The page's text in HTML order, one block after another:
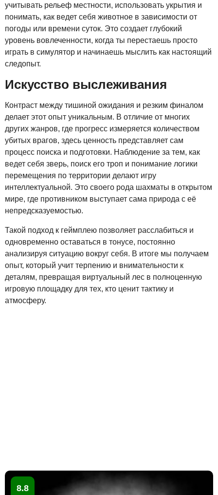
учитывать рельеф местности, использовать укрытия и
понимать, как ведет себя животное в зависимости от
погоды или времени суток. Это создает глубокий
уровень вовлеченности, когда ты перестаешь просто
играть в симулятор и начинаешь мыслить как настоящий
следопыт.
Искусство выслеживания
Контраст между тишиной ожидания и резким финалом
делает этот опыт уникальным. В отличие от многих
других жанров, где прогресс измеряется количеством
убитых врагов, здесь ценность представляет сам
процесс поиска и подготовки. Наблюдение за тем, как
ведет себя зверь, поиск его троп и понимание логики
перемещения по территории делают игру
интеллектуальной. Это своего рода шахматы в открытом
мире, где противником выступает сама природа с её
непредсказуемостью.
Такой подход к геймплею позволяет расслабиться и
одновременно оставаться в тонусе, постоянно
анализируя ситуацию вокруг себя. В итоге мы получаем
опыт, который учит терпению и внимательности к
деталям, превращая виртуальный лес в полноценную
игровую площадку для тех, кто ценит тактику и
атмосферу.
8.8